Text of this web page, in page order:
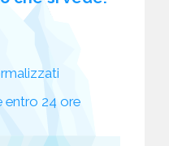
entro 24 ore